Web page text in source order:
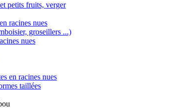
petits fruits, verger
racines nues
groseillers ...)
nues
en racines nues
taillées